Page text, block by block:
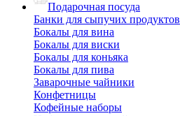
Подарочная посуда
Банки для сыпучих продуктов
Бокалы для вина
Бокалы для виски
Бокалы для коньяка
Бокалы для пива
Заварочные чайники
Конфетницы
Кофейные наборы